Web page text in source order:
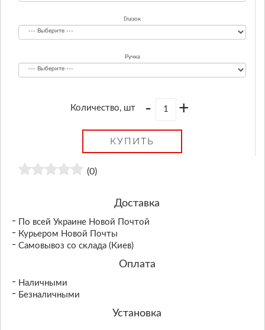
Глазок
Ручка
Количество, шт - +
КУПИТЬ
(0)
Доставка
По всей Украине Новой Почтой
Курьером Новой Почты
Самовывоз со склада (Киев)
Оплата
Наличными
Безналичными
Установка